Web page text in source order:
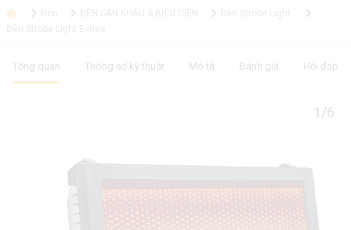
Tổng quan Thông số kỹ thuật Mô tả Đánh giá Hỏi đáp
1/6